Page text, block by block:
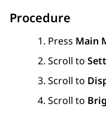
Procedure
Press Main
Scroll to
Scroll to
Scroll to